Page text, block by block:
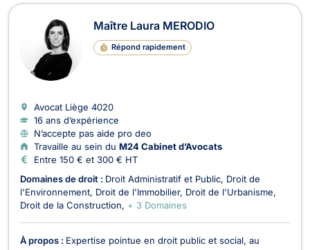
Maître Laura MERODIO
Répond rapidement
Avocat Liège 4020
16 ans d’expérience
N’accepte pas aide pro deo
Travaille au sein du M24 Cabinet d’Avocats
Entre 150 € et 300 € HT
Domaines de droit : Droit Administratif et Public Droit de
l'Environnement Droit de l'Immobilier Droit de l'Urbanisme
Droit de la Construction
+ 3 Domaines
À propos : Expertise pointue en droit public et social, au